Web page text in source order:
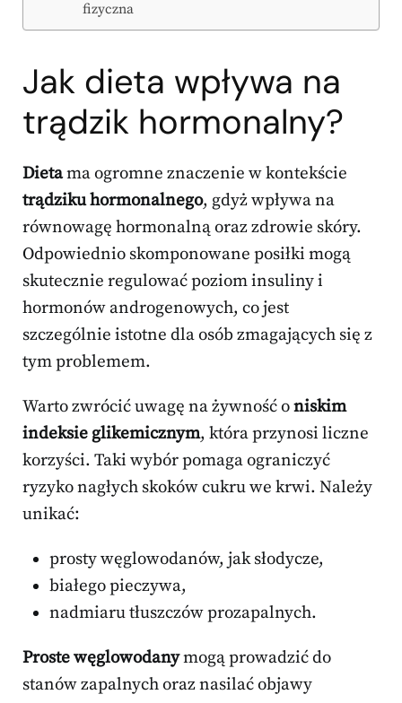
fizyczna
Jak dieta wpływa na
trądzik hormonalny?
Dietama ogromne znaczenie w kontekście
trądziku hormonalnego, gdyż wpływa na
równowagę hormonalną oraz zdrowie skóry.
Odpowiednio skomponowane posiłki mogą
skutecznie regulować poziom insuliny i
hormonów androgenowych, co jest
szczególnie istotne dla osób zmagających się z
tym problemem.
Warto zwrócić uwagę na żywność oniskim
indeksie glikemicznym, która przynosi liczne
korzyści. Taki wybór pomaga ograniczyć
ryzyko nagłych skoków cukru we krwi. Należy
unikać:
prosty węglowodanów, jak słodycze,
białego pieczywa,
nadmiaru tłuszczów prozapalnych.
Proste węglowodanymogą prowadzić do
stanów zapalnych oraz nasilać objawy